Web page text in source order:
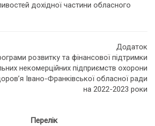
дохідної частини обласного
Додаток
розвитку та фінансової підтримки
некомерційних підприємств охорони
Івано-Франківської обласної ради
на 2022-2023 роки
Перелік